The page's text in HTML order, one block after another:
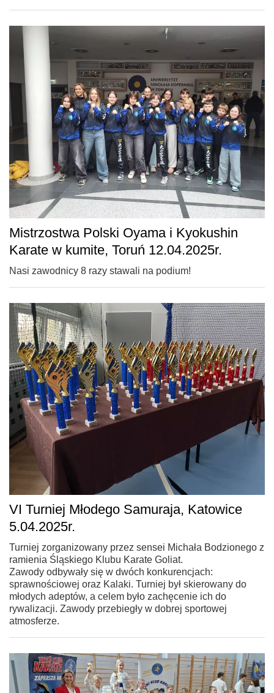
Mistrzostwa Polski Oyama i Kyokushin
Karate w kumite, Toruń 12.04.2025r.
Nasi zawodnicy 8 razy stawali na podium!
VI Turniej Młodego Samuraja, Katowice
5.04.2025r.
Turniej zorganizowany przez sensei Michała Bodzionego z
ramienia Śląskiego Klubu Karate Goliat.
Zawody odbywały się w dwóch konkurencjach:
sprawnościowej oraz Kalaki. Turniej był skierowany do
młodych adeptów, a celem było zachęcenie ich do
rywalizacji. Zawody przebiegły w dobrej sportowej
atmosferze.